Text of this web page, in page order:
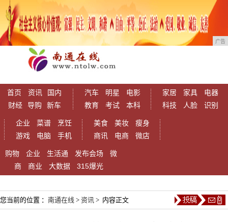
广告
首页 资讯
国内
财经
导购 新车
汽车 明星
电影
教育
考试 本科
家居 家具
电器
科技
人脸 识别
企业 菜谱
烹饪
游戏
电脑 手机
美食 美妆
瘦身
商讯
电商 微店
购物 企业 生活通 发布会场
微
商
商业 大数据 315爆光
您当前的位置 ： 南通在线 > 资讯 > 内容正文